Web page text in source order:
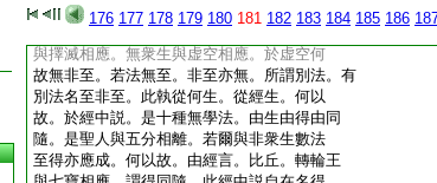
176 177 178 179 180 181 182 183 184 185 186
相應。答一切衆生。亦與擇滅相應。除具縛及
與擇滅相應。無衆生與虚空相應。於虚空何
故無非至。若法無至。非至亦無。所謂別法。有
別法名至非至。此執從何生。從經生。何以
故。於經中説。是十種無學法。由生由得由同
隨。是聖人與五分相離。若爾與非衆生數法
至得亦應成。何以故。由經言。比丘。轉輪王